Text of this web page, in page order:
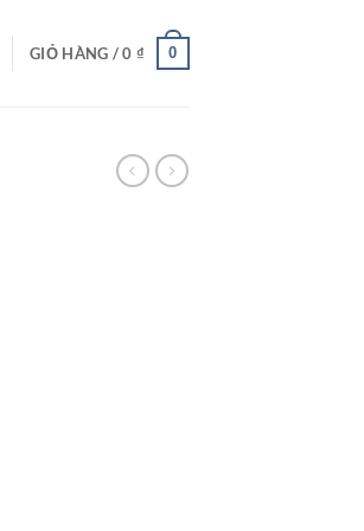
GIỎ HÀNG /0 ₫ 0